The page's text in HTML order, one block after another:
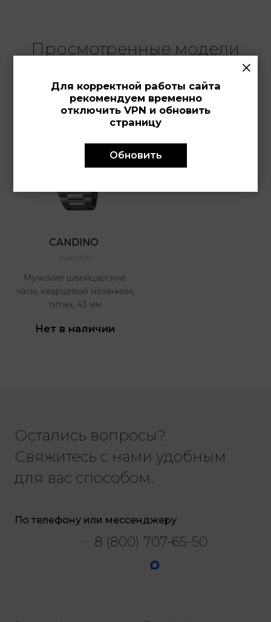
Просмотренные модели
CANDINO
C4603/H
Мужские швейцарские
часы, кварцевый механизм,
титан, 43 мм
Нет в наличии
Остались вопросы?
Свяжитесь с нами удобным
для вас способом.
По телефону или мессенджеру
8 (800) 707-65-50
×
Для корректной работы сайта
рекомендуем временно
отключить VPN и обновить
страницу
Обновить